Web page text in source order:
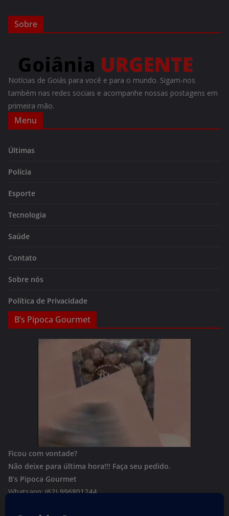
Sobre
Notícias de Goiás para você e para o mundo. Sigam-nos
também nas redes sociais e acompanhe nossas postagens em
primeira mão.
Menu
Últimas
Polícia
Esporte
Tecnologia
Saúde
Contato
Sobre nós
Política de Privacidade
B’s Pipoca Gourmet
Ficou com vontade?
Não deixe para última hora!!! Faça seu pedido.
B’s Pipoca Gourmet
Whatsapp:(62) 996801244